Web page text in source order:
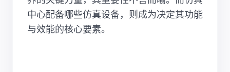
中心配备哪些仿真设备，则成为决定其功能
与效能的核心要素。